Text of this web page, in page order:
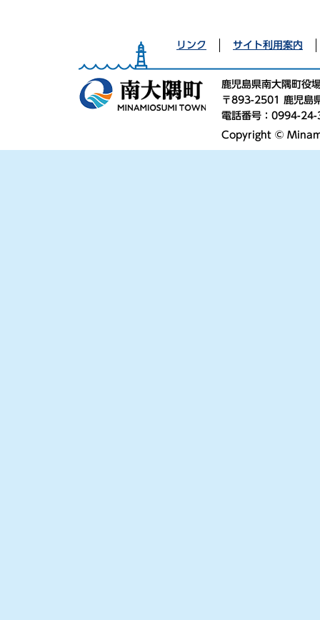
リンク サイト利用案内
鹿児島県南大隅町役
〒893-2501 鹿児島
電話番号：0994-
Copyright ©